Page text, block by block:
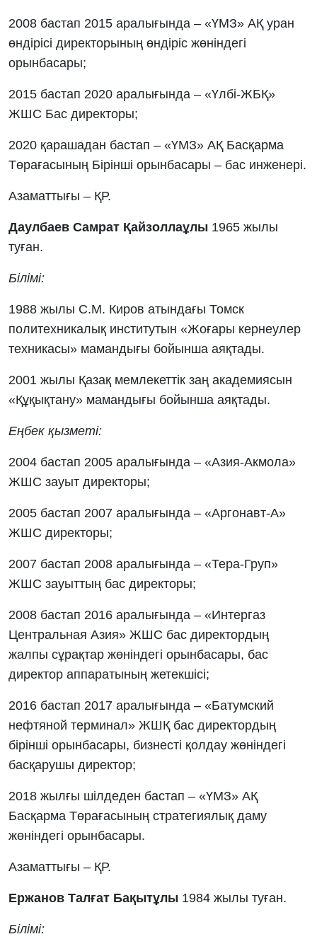
2008 бастап 2015 аралығында – «ҮМЗ» АҚ уран
өндірісі директорының өндіріс жөніндегі
орынбасары;
2015 бастап 2020 аралығында – «Үлбі-ЖБҚ»
ЖШС Бас директоры;
2020 қарашадан бастап – «ҮМЗ» АҚ Басқарма
Төрағасының Бірінші орынбасары – бас инженері.
Азаматтығы – ҚР.
Даулбаев Самрат Қайзоллаұлы 1965 жылы
туған.
Білімі:
1988 жылы С.М. Киров атындағы Томск
политехникалық институтын «Жоғары кернеулер
техникасы» мамандығы бойынша аяқтады.
2001 жылы Қазақ мемлекеттік заң академиясын
«Құқықтану» мамандығы бойынша аяқтады.
Еңбек қызметі:
2004 бастап 2005 аралығында – «Азия-Акмола»
ЖШС зауыт директоры;
2005 бастап 2007 аралығында – «Аргонавт-А»
ЖШС директоры;
2007 бастап 2008 аралығында – «Тера-Груп»
ЖШС зауыттың бас директоры;
2008 бастап 2016 аралығында – «Интергаз
Центральная Азия» ЖШС бас директордың
жалпы сұрақтар жөніндегі орынбасары, бас
директор аппаратының жетекшісі;
2016 бастап 2017 аралығында – «Батумский
нефтяной терминал» ЖШҚ бас директордың
бірінші орынбасары, бизнесті қолдау жөніндегі
басқарушы директор;
2018 жылғы шілдеден бастап – «ҮМЗ» АҚ
Басқарма Төрағасының стратегиялық даму
жөніндегі орынбасары.
Азаматтығы – ҚР.
Ержанов Талғат Бақытұлы 1984 жылы туған.
Білімі: